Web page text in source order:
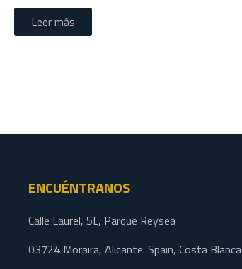
Leer más
ENCUÉNTRANOS
Calle Laurel, 5L, Parque Reysea
03724 Moraira, Alicante. Spain, Costa Blanca